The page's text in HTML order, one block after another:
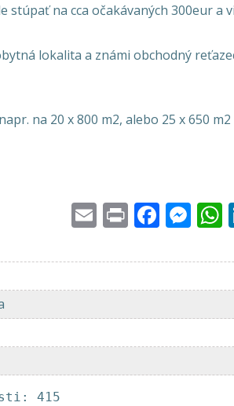
stúpať na cca očakávaných 300eur
lokalita a známi obchodný
na 20 x 800 m2, alebo 25 x 650
EmailPrint
415